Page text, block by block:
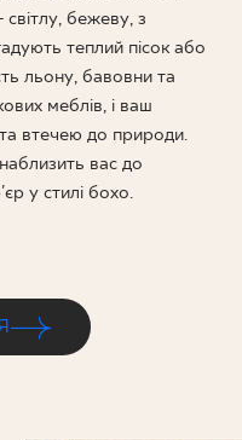
світлу, бежеву, з
теплий пісок або
льону, бавовни та
меблів, і ваш
втечею до природи.
вас до
у стилі бохо.